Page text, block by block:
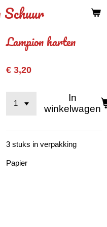
Lampion harten
€ 3,20
In
winkelwagen
3 stuks in verpakking
Papier